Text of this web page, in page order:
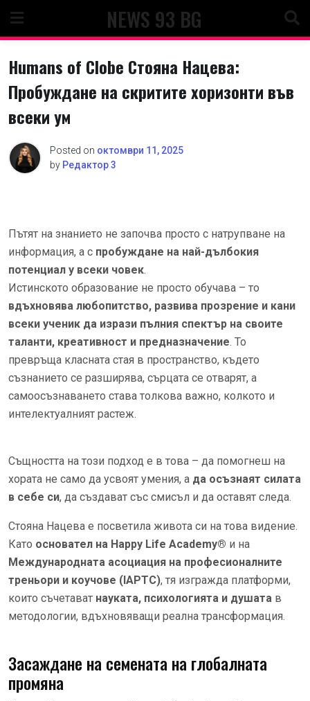
content
NEWS 93 BG
Humans of Clobe Стояна Нацева:
Пробуждане на скритите хоризонти във
всеки ум
Posted on октомври 11, 2025
by Редактор 3
Пътят на знанието не започва просто с натрупване на
информация, а с пробуждане на най-дълбокия
потенциал у всеки човек.
Истинското образование не просто обучава – то
вдъхновява любопитство, развива прозрение и кани
всеки ученик да изрази пълния спектър на своите
таланти, креативност и предназначение. То
превръща класната стая в пространство, където
съзнанието се разширява, сърцата се отварят, а
самоосъзнаването става толкова важно, колкото и
интелектуалният растеж.
Същността на този подход е в това – да помогнеш на
хората не само да усвоят умения, а да осъзнаят силата
в себе си, да създават със смисъл и да оставят следа.
Стояна Нацева е посветила живота си на това видение.
Като основател на Happy Life Academy® и на
Международната асоциация на професионалните
треньори и коучове (IAPTC), тя изгражда платформи,
които съчетават науката, психологията и душата в
методологии, вдъхновяващи реална трансформация.
Засаждане на семената на глобалната
промяна